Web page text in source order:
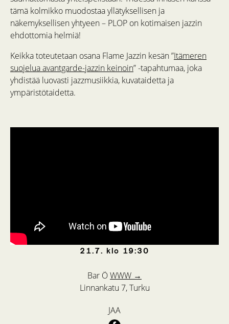
21.7. klo 19:30
Bar ÖWWW →
Linnankatu 7, Turku
JAA
tämä kolmikko muodostaa yllätyksellisen ja
näkemyksellisen yhtyeen – PLOP on kotimaisen jazzin
ehdottomia helmiä!
Keikka toteutetaan osana Flame Jazzin kesän ”Itämeren
suojelua avantgarde-jazzin keinoin” -tapahtumaa, joka
yhdistää luovasti jazzmusiikkia, kuvataidetta ja
ympäristötaidetta.